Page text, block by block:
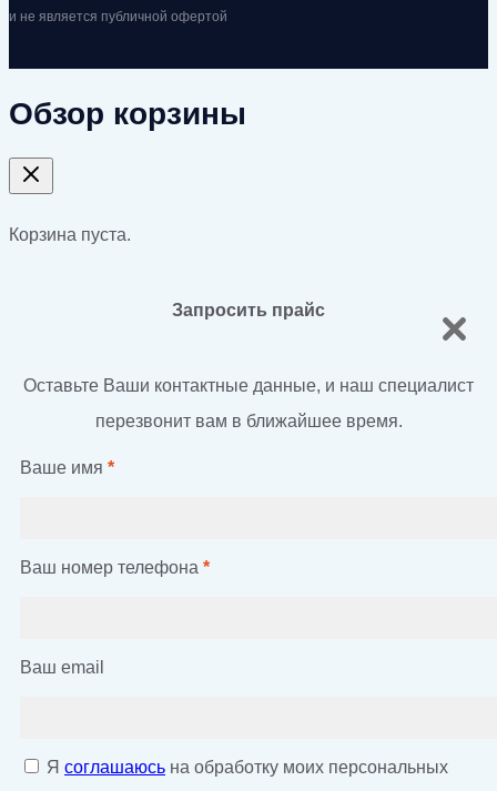
и не является публичной офертой
Обзор корзины
Корзина пуста.
Запросить прайс
Оставьте Ваши контактные данные, и наш специалист
перезвонит вам в ближайшее время.
Ваше имя *
Ваш номер телефона *
Ваш email
Я соглашаюсь на обработку моих персональных